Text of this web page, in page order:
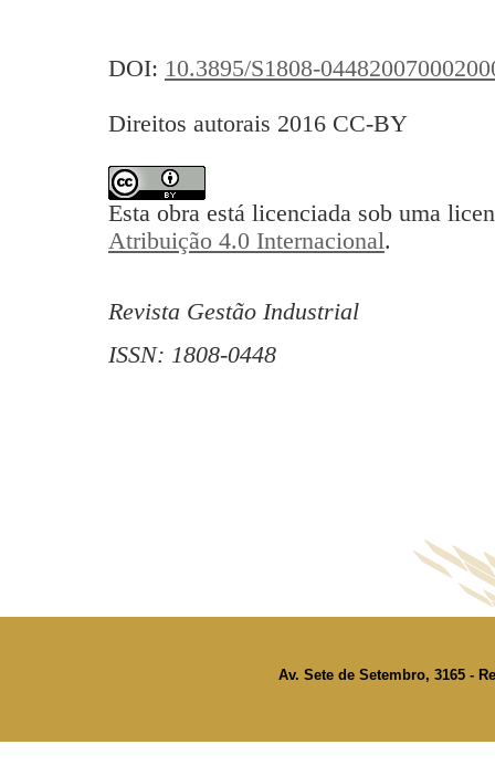
DOI: 10.3895/S1808-
Direitos autorais 2016 CC-BY
Esta obra está licenciada sob uma
Atribuição 4.0 Internacional.
Revista Gestão Industrial
ISSN: 1808-0448
Av. Sete de Setembro, 3165 -